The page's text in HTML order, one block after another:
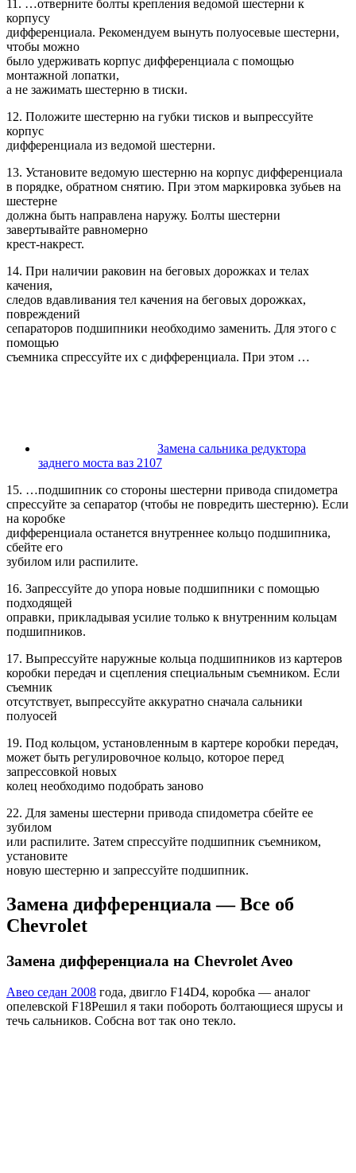
11. …отверните болты крепления ведомой шестерни к
корпусу
дифференциала. Рекомендуем вынуть полуосевые шестерни,
чтобы можно
было удерживать корпус дифференциала с помощью
монтажной лопатки,
а не зажимать шестерню в тиски.
12. Положите шестерню на губки тисков и выпрессуйте
корпус
дифференциала из ведомой шестерни.
13. Установите ведомую шестерню на корпус дифференциала
в порядке, обратном снятию. При этом маркировка зубьев на
шестерне
должна быть направлена наружу. Болты шестерни
завертывайте равномерно
крест-накрест.
14. При наличии раковин на беговых дорожках и телах
качения,
следов вдавливания тел качения на беговых дорожках,
повреждений
сепараторов подшипники необходимо заменить. Для этого с
помощью
съемника спрессуйте их с дифференциала. При этом …
Замена сальника редуктора
заднего моста ваз 2107
15. …подшипник со стороны шестерни привода спидометра
спрессуйте за сепаратор (чтобы не повредить шестерню). Если
на коробке
дифференциала останется внутреннее кольцо подшипника,
сбейте его
зубилом или распилите.
16. Запрессуйте до упора новые подшипники с помощью
подходящей
оправки, прикладывая усилие только к внутренним кольцам
подшипников.
17. Выпрессуйте наружные кольца подшипников из картеров
коробки передач и сцепления специальным съемником. Если
съемник
отсутствует, выпрессуйте аккуратно сначала сальники
полуосей
19. Под кольцом, установленным в картере коробки передач,
может быть регулировочное кольцо, которое перед
запрессовкой новых
колец необходимо подобрать заново
22. Для замены шестерни привода спидометра сбейте ее
зубилом
или распилите. Затем спрессуйте подшипник съемником,
установите
новую шестерню и запрессуйте подшипник.
Замена дифференциала — Все об
Chevrolet
Замена дифференциала на Chevrolet Aveo
Авео седан 2008 года, двигло F14D4, коробка — аналог
опелевской F18Решил я таки побороть болтающиеся шрусы и
течь сальников. Собсна вот так оно текло.